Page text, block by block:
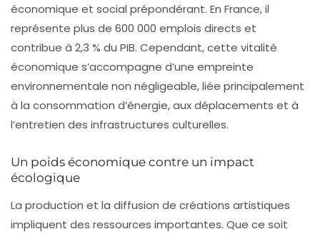
économique et social prépondérant. En France, il
représente plus de 600 000 emplois directs et
contribue à 2,3 % du PIB. Cependant, cette vitalité
économique s’accompagne d’une empreinte
environnementale non négligeable, liée principalement
à la consommation d’énergie, aux déplacements et à
l’entretien des infrastructures culturelles.
Un poids économique contre un impact
écologique
La production et la diffusion de créations artistiques
impliquent des ressources importantes. Que ce soit